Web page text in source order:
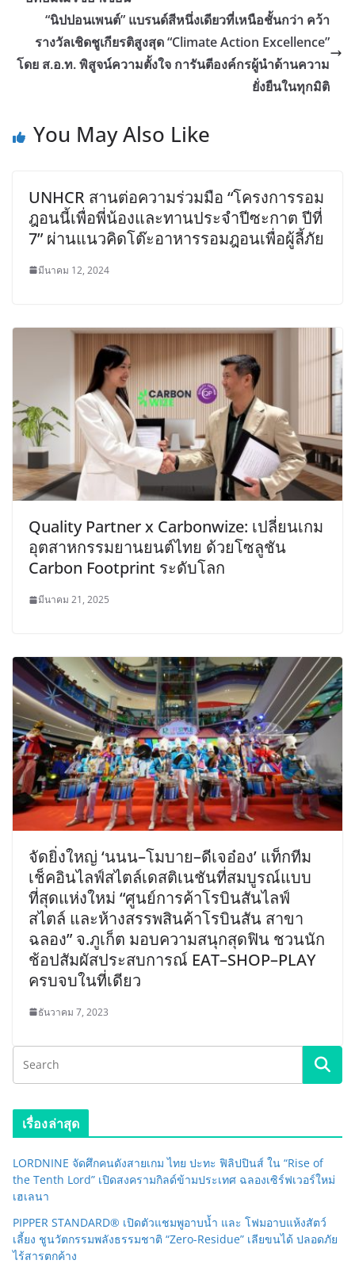
“นิปปอนเพนต์” แบรนด์สีหนึ่งเดียวที่เหนือชั้นกว่า คว้า
รางวัลเชิดชูเกียรติสูงสุด “Climate Action Excellence”
โดย ส.อ.ท. พิสูจน์ความตั้งใจ การันตีองค์กรผู้นำด้านความ
ยั่งยืนในทุกมิติ
You May Also Like
UNHCR สานต่อความร่วมมือ “โครงการรอม
ฎอนนี้เพื่อพี่น้องและทานประจำปีซะกาต ปีที่
7” ผ่านแนวคิดโต๊ะอาหารรอมฎอนเพื่อผู้ลี้ภัย
มีนาคม 12, 2024
Quality Partner x Carbonwize: เปลี่ยนเกม
อุตสาหกรรมยานยนต์ไทย ด้วยโซลูชัน
Carbon Footprint ระดับโลก
มีนาคม 21, 2025
จัดยิ่งใหญ่ ‘นนน–โมบาย–ดีเจอ๋อง’ แท็กทีม
เช็คอินไลฟ์สไตล์เดสติเนชันที่สมบูรณ์แบบ
ที่สุดแห่งใหม่ “ศูนย์การค้าโรบินสันไลฟ์
สไตล์ และห้างสรรพสินค้าโรบินสัน สาขา
ฉลอง” จ.ภูเก็ต มอบความสนุกสุดฟิน ชวนนัก
ช้อปสัมผัสประสบการณ์ EAT–SHOP–PLAY
ครบจบในที่เดียว
ธันวาคม 7, 2023
เรื่องล่าสุด
LORDNINE จัดศึกคนดังสายเกม ไทย ปะทะ ฟิลิปปินส์ ใน “Rise of
the Tenth Lord” เปิดสงครามกิลด์ข้ามประเทศ ฉลองเซิร์ฟเวอร์ใหม่
เฮเลนา
PIPPER STANDARD® เปิดตัวแชมพูอาบน้ำ และ โฟมอาบแห้งสัตว์
เลี้ยง ชูนวัตกรรมพลังธรรมชาติ “Zero-Residue” เลียขนได้ ปลอดภัย
ไร้สารตกค้าง